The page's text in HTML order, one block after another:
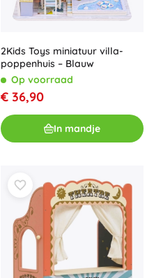
2Kids Toys miniatuur villa-
poppenhuis – Blauw
Op voorraad
€ 36,90
In mandje